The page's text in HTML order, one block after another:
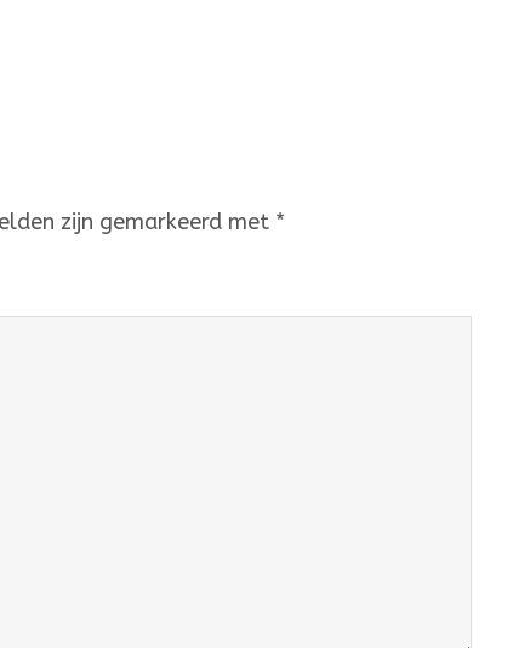
zijn gemarkeerd met *